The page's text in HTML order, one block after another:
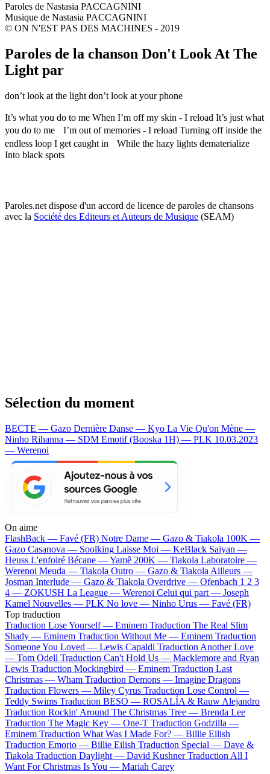
Paroles de Nastasia PACCAGNINI
Musique de Nastasia PACCAGNINI
© ON N'EST PAS DES MACHINES - 2019
Paroles de la chanson Don't Look At The
Light par
don’t look at the light don’t look at your phone
It’s what you do to me When I’m off my skin - I reload It’s just what
you do to me I’m out of memories - I reload Turning off inside the
endless loop I get caught in While the hazy lights dematerialize
Into black spots
Paroles.net dispose d'un accord de licence de paroles de chansons
avec la Société des Editeurs et Auteurs de Musique (SEAM)
Sélection du moment
BECTE — Gazo Dernière Danse — Kyo La Vie Qu'on Mène —
Ninho Rihanna — SDM Emotif (Booska 1H) — PLK 10.03.2023
— Werenoi
On aime
FlashBack — Favé (FR) Notre Dame — Gazo & Tiakola 100K —
Gazo Casanova — Soolking Laisse Moi — KeBlack Saiyan —
Heuss L'enfoiré Bécane —Yamê 200K — Tiakola Laboratoire —
Werenoi Meuda — Tiakola Outro — Gazo & Tiakola Ailleurs —
Josman Interlude — Gazo & Tiakola Overdrive — Ofenbach 1 2 3
4 — ZOKUSH La League — Werenoi Celui qui part — Joseph
Kamel Nouvelles — PLK No love — Ninho Urus — Favé (FR)
Top traduction
Traduction Lose Yourself — Eminem Traduction The Real Slim
Shady — Eminem Traduction Without Me — Eminem Traduction
Someone You Loved — Lewis Capaldi Traduction Another Love
— Tom Odell Traduction Can't Hold Us — Macklemore and Ryan
Lewis Traduction Mockingbird — Eminem Traduction Last
Christmas — Wham Traduction Demons — Imagine Dragons
Traduction Flowers — Miley Cyrus Traduction Lose Control —
Teddy Swims Traduction BESO — ROSALÍA & Rauw Alejandro
Traduction Rockin' Around The Christmas Tree — Brenda Lee
Traduction The Magic Key — One-T Traduction Godzilla —
Eminem Traduction What Was I Made For? — Billie Eilish
Traduction Emorio — Billie Eilish Traduction Special — Dave &
Tiakola Traduction Daylight — David Kushner Traduction All I
Want For Christmas Is You — Mariah Carey